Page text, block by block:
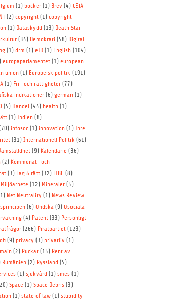
(1) böcker(1) Brev (4) CETA
(2) copyright(1) copyright
(1) Dataskydd (13) Death Star
(34) Demokrati (58) Digital
(1) drm (1) eID(1) English(104)
europaparlamentet(1) european
union(1) Europeisk politik (191)
(1) Fri- och rättigheter(77)
indikationer(6) german(1)
(5) Handel(44) health(1)
(1) Indien(8)
infosoc(1) innovation(1) Inre
(31) Internationell Politik (61)
(9) Kalendarie (36)
(2) Kommunal- och
(3) Lag & rätt(32) LIBE (8)
Miljöarbete (12) Mineraler(5)
Net Neutrality (1) News Review
(6) Ondska(9) Osociala
(4) Patent(33) Personligt
(266) Piratpartiet(123)
(9) privacy (3) privatliv (1)
(2) Puckat(15) Rent av
Rumänien(2) Ryssland (5)
(1) sjukvård (1) smes (1)
Space (1) Space Debris (3)
(1) state of law(1) stupidity